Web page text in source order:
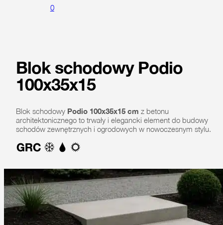
0
Blok schodowy Podio
100x35x15
Blok schodowy Podio 100x35x15 cm z betonu
architektonicznego to trwały i elegancki element do budowy
schodów zewnętrznych i ogrodowych w nowoczesnym stylu.